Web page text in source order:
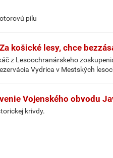
pílu
košické lesy, chce
z Lesoochranárskeho
Vydrica v Mestských
Vojenského obvodu
krivdy.